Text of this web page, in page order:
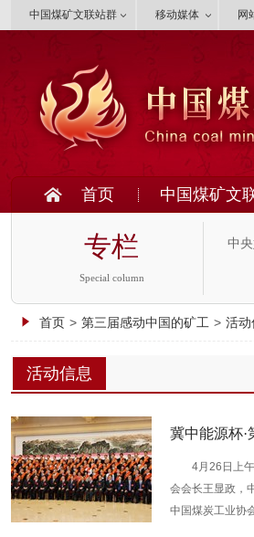
中国煤矿文联站群 移动媒体 网
首页 中国煤矿文
专栏
Special column
中
首页 > 第三届感动中国的矿工 > 活动
活动信息
冀中能源杯
4月26日上
会会长王显政，
中国煤炭工业协